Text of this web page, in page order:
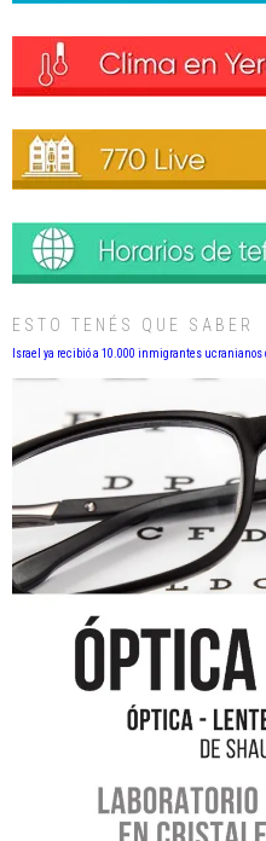
ESTO TENÉS QUE SABER
Israel ya recibió a 10.000 inmigrantes ucranianos